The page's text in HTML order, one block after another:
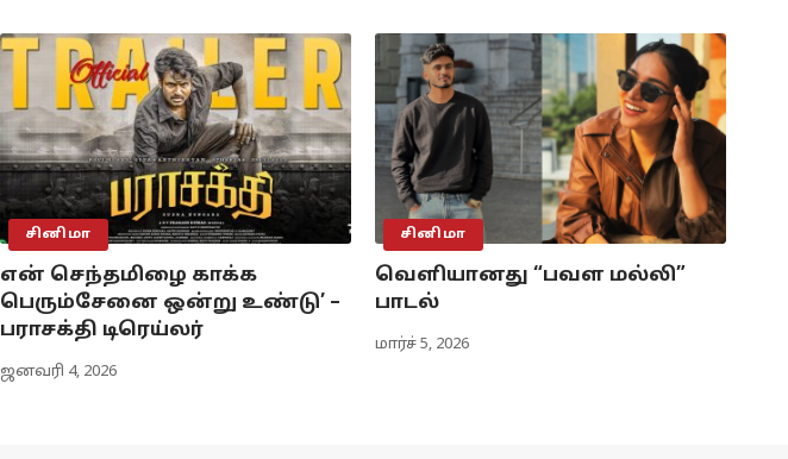
சினிமா
என் செந்தமிழை காக்க
பெரும்சேனை ஒன்று உண்டு’ –
பராசக்தி டிரெய்லர்
ஜனவரி 4, 2026
சினிமா
வெளியானது “பவள மல்லி”
பாடல்
மார்ச் 5, 2026